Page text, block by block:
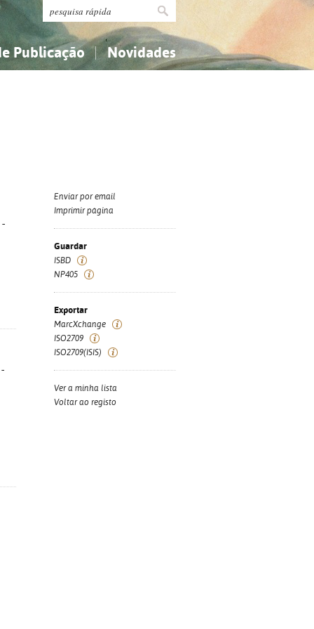
Publicação Novidades
Enviar por email
Imprimir página
Guardar
ISBD
NP405
Exportar
MarcXchange
ISO2709
ISO2709(ISIS)
Ver a minha lista
Voltar ao registo